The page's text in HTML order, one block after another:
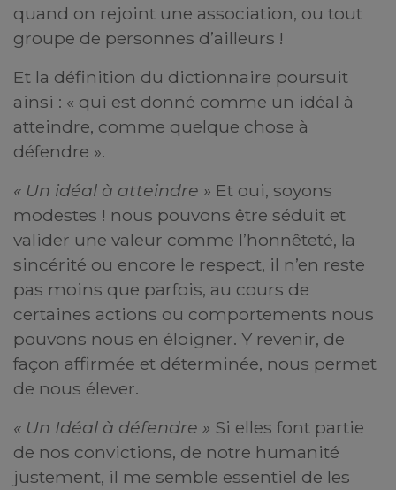
quand on rejoint une association, ou tout
groupe de personnes d’ailleurs !
Et la définition du dictionnaire poursuit
ainsi : « qui est donné comme un idéal à
atteindre, comme quelque chose à
défendre ».
« Un idéal à atteindre » Et oui, soyons
modestes ! nous pouvons être séduit et
valider une valeur comme l’honnêteté, la
sincérité ou encore le respect, il n’en reste
pas moins que parfois, au cours de
certaines actions ou comportements nous
pouvons nous en éloigner. Y revenir, de
façon affirmée et déterminée, nous permet
de nous élever.
« Un Idéal à défendre » Si elles font partie
de nos convictions, de notre humanité
justement, il me semble essentiel de les